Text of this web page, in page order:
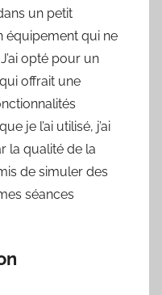
un petit
équipement qui ne
opté pour un
offrait une
je l’ai utilisé, j’ai
la qualité de la
de simuler des
séances